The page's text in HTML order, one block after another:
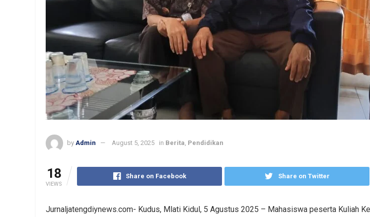
by Admin August 5, 2025 in Berita Pendidikan
18
VIEWS
Share on Facebook Share on Twitter
Jurnaljatengdiynews.com- Kudus, Mlati Kidul, 5 Agustus 2025 – Mahasiswa peserta Kuliah